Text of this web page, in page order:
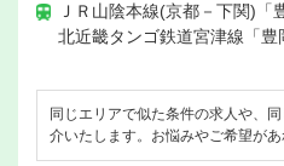
ＪＲ山陰本線(京都－下関)「
北近畿タンゴ鉄道宮津線「
同じエリアで似た条件の求人や、
介いたします。お悩みやご希望が